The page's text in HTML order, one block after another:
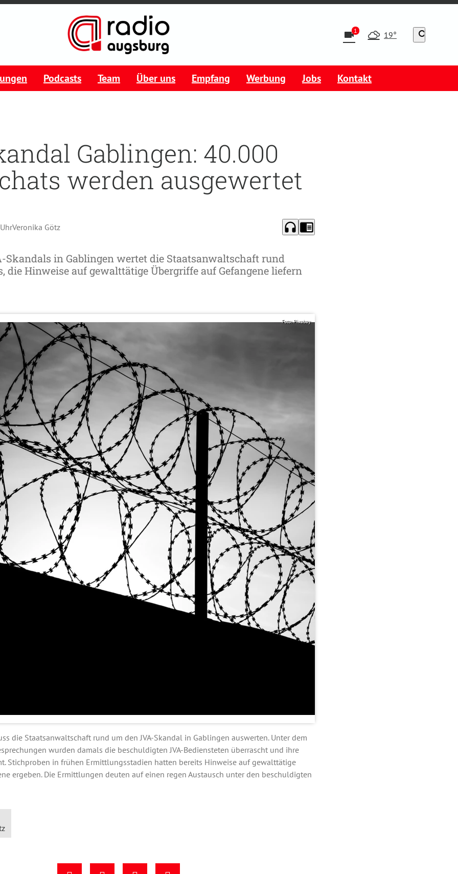
videocam1 19° search
Podcasts Team Über uns Empfang Werbung Jobs Kontakt
Gablingen: 40.000
werden ausgewertet
Veronika Götz headphones chrome_reader_mode
Skandals in Gablingen wertet die Staatsanwaltschaft rund
die Hinweise auf gewalttätige Übergriffe auf Gefangene liefern
Foto: Pixabay
die Staatsanwaltschaft rund um den JVA-Skandal in Gablingen auswerten. Unter dem
wurden damals die beschuldigten JVA-Bediensteten überrascht und ihre
Stichproben in frühen Ermittlungsstadien hatten bereits Hinweise auf gewalttätige
ergeben. Die Ermittlungen deuten auf einen regen Austausch unter den beschuldigten